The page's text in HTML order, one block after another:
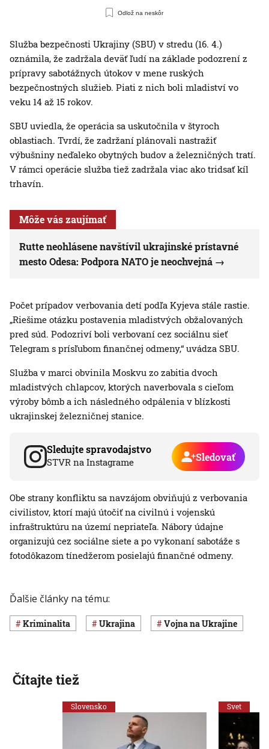
Odlož na neskôr
Služba bezpečnosti Ukrajiny (SBU) v stredu (16. 4.)
oznámila, že zadržala deväť ľudí na základe podozrení z
prípravy sabotážnych útokov v mene ruských
bezpečnostných služieb. Piati z nich boli mladiství vo
veku 14 až 15 rokov.
SBU uviedla, že operácia sa uskutočnila v štyroch
oblastiach. Tvrdí, že zadržaní plánovali nastražiť
výbušniny neďaleko obytných budov a železničných tratí.
V rámci operácie služba tiež zadržala viac ako tridsať kíl
trhavín.
Môže vás zaujímať
Rutte neohlásene navštívil ukrajinské prístavné
mesto Odesa: Podpora NATO je neochvejná
Počet prípadov verbovania detí podľa Kyjeva stále rastie.
„Riešime otázku postavenia mladistvých obžalovaných
pred súd. Podozriví boli verbovaní cez sociálnu sieť
Telegram s prísľubom finančnej odmeny,“ uvádza SBU.
Služba v marci obvinila Moskvu zo zabitia dvoch
mladistvých chlapcov, ktorých naverbovala s cieľom
výroby bômb a ich následného odpálenia v blízkosti
ukrajinskej železničnej stanice.
Sledujte spravodajstvo
STVR na Instagrame Sledovať
Obe strany konfliktu sa navzájom obviňujú z verbovania
civilistov, ktorí majú útočiť na civilnú i vojenskú
infraštruktúru na území nepriateľa. Nábory údajne
organizujú cez sociálne siete a po vykonaní sabotáže s
fotodôkazom tínedžerom posielajú finančné odmeny.
Ďalšie články na tému:
Kriminalita Ukrajina vojna na Ukrajine
Čítajte tiež
Slovensko Svet